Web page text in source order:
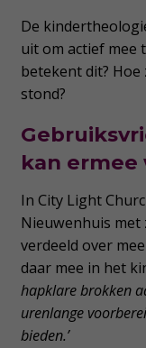
De
uit om actief mee
betekent dit?
stond?
kan ermee
In City Light
Nieuwenhuis met
verdeeld over
daar mee in het
hapklare brokken
urenlange
bieden.’